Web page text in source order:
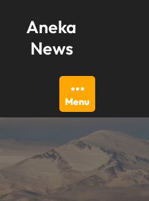
content
Aneka
News
Menu